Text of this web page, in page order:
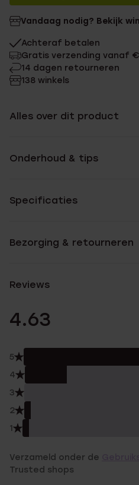
Vandaag nodig? Bekijk
Achteraf betalen
Gratis verzending vanaf
14 dagen retourneren
138 winkels
Alles over dit product
Onderhoud & tips
Specificaties
Bezorging & retourneren
Reviews
4.63
5
4
3
2
1
Verzameld onder de
Trusted shops